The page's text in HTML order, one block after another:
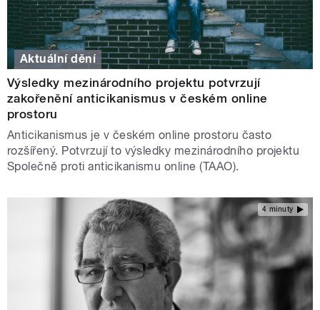
Aktuální dění
Výsledky mezinárodního projektu potvrzují
zakořenění anticikanismus v českém online
prostoru
Anticikanismus je v českém online prostoru často
rozšířený. Potvrzují to výsledky mezinárodního projektu
Společně proti anticikanismu online (TAAO).
4 minuty